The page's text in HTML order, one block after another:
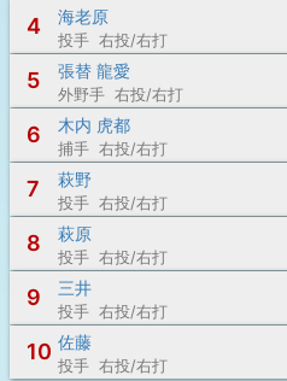
4 海老原
投手 右投/右打
5 張替 龍愛
外野手 右投/右打
6 木内 虎都
捕手 右投/右打
7 萩野
投手 右投/右打
8 萩原
投手 右投/右打
9 三井
投手 右投/右打
10 佐藤
投手 右投/右打